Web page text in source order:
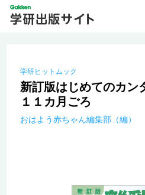
学研ヒットムック
新訂版はじめてのカ
１１カ月ごろ
おはよう赤ちゃん編集部（編）